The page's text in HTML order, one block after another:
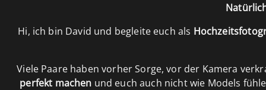
Hi, ich bin David und begleite euch als
Viele Paare haben vorher Sorge, vor der Kamera
perfekt machen und euch auch nicht wie Models